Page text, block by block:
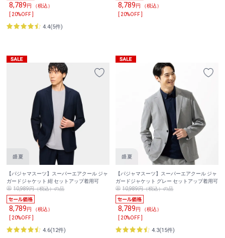
8,789円 （税込）
[ 20%OFF ]
4.4(5件)
8,789円 （税込）
[ 20%OFF ]
【パジャマスーツ】スーパーエアクール ジャ
ガードジャケット 紺 セットアップ着用可
10,989円（税込）の品
8,789円 （税込）
[ 20%OFF ]
4.6(12件)
【パジャマスーツ】スーパーエアクール ジャ
ガードジャケット グレー セットアップ着用可
10,989円（税込）の品
8,789円 （税込）
[ 20%OFF ]
4.3(15件)